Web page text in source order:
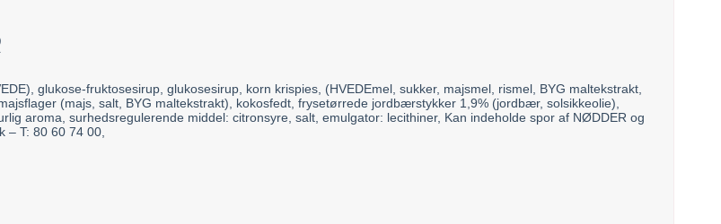
glukose-fruktosesirup, glukosesirup, korn krispies, (HVEDEmel, sukker, majsmel, rismel, BYG maltekstrakt,
(majs, salt, BYG maltekstrakt), kokosfedt, frysetørrede jordbærstykker 1,9% (jordbær, solsikkeolie),
aroma, surhedsregulerende middel: citronsyre, salt, emulgator: lecithiner, Kan indeholde spor af NØDDER og
– T: 80 60 74 00,